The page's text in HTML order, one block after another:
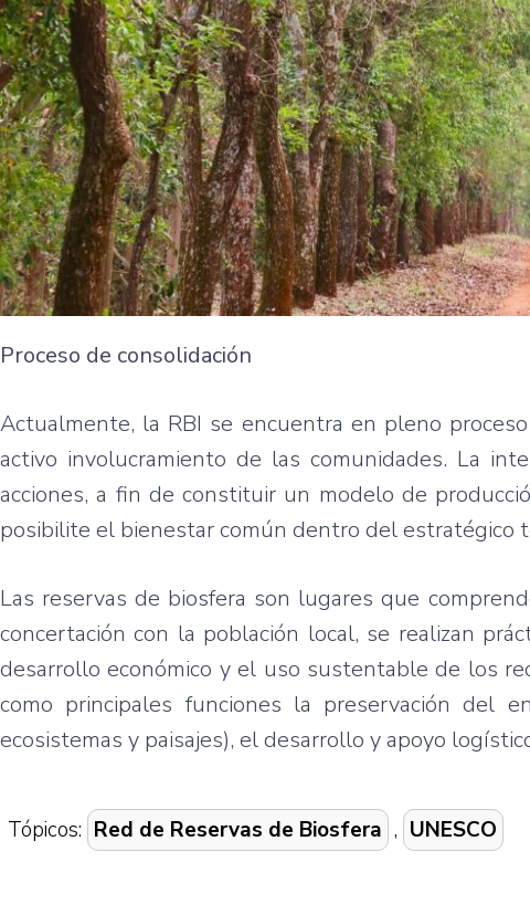
Proceso de consolidación
Actualmente, la RBI se encuentra en pleno
activo involucramiento de las comunidades. La
acciones, a fin de constituir un modelo de
posibilite el bienestar común dentro del estratégico
Las reservas de biosfera son lugares que
concertación con la población local, se realizan
desarrollo económico y el uso sustentable de los
como principales funciones la preservación del
ecosistemas y paisajes), el desarrollo y apoyo
Tópicos: Red de Reservas de Biosfera , UNESCO